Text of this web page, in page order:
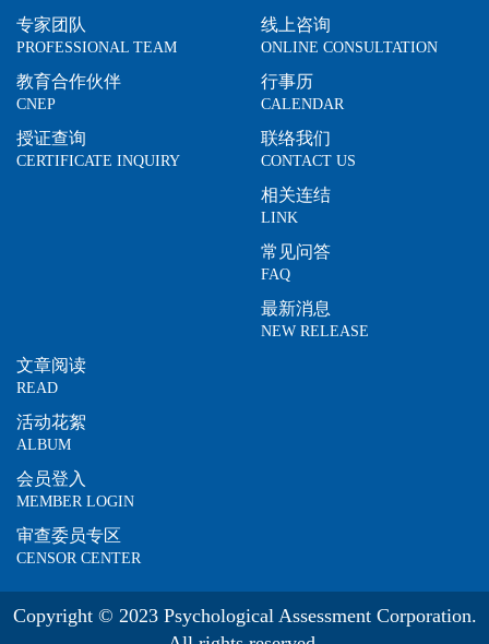
专家团队
PROFESSIONAL TEAM
教育合作伙伴
CNEP
授证查询
CERTIFICATE INQUIRY
线上咨询
ONLINE CONSULTATION
行事历
CALENDAR
联络我们
CONTACT US
相关连结
LINK
常见问答
FAQ
最新消息
NEW RELEASE
文章阅读
READ
活动花絮
ALBUM
会员登入
MEMBER LOGIN
审查委员专区
CENSOR CENTER
Copyright © 2023 Psychological Assessment Corporation.